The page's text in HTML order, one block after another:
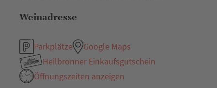
Weinadresse
Parkplätze
Google Maps
Heilbronner Einkaufsgutschein
Öffnungszeiten anzeigen